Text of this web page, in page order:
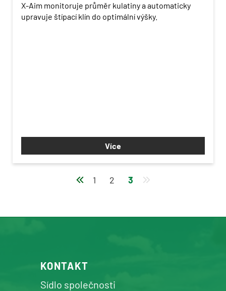
X-Aim monitoruje průměr kulatiny a automaticky
upravuje štípací klín do optimální výšky.
Více
1 2 3
KONTAKT
Sídlo společnosti